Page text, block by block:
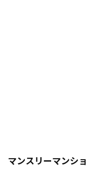
マンスリーマンシ